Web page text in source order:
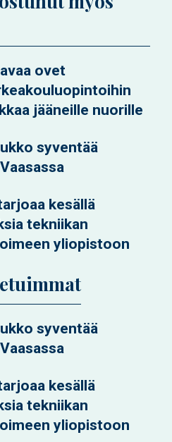
ovet
jääneille nuorille
syventää
kesällä
tekniikan
yliopistoon
syventää
kesällä
tekniikan
yliopistoon